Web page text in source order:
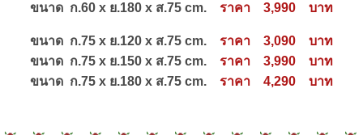
ขนาด ก.60 x ย.180 x ส.75 cm. ราคา 3,990 บาท
ขนาด ก.75 x ย.120 x ส.75 cm. ราคา 3,090 บาท
ขนาด ก.75 x ย.150 x ส.75 cm. ราคา 3,990 บาท
ขนาด ก.75 x ย.180 x ส.75 cm. ราคา 4,290 บาท